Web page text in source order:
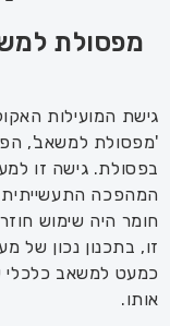
מפסולת
גישת המועילות
'מפסולת למשאב',
בפסולת. גישה זו
המהפכה
חומר היה שימוש
זו, בתכנון נכון של
כמעט למשאב כלכלי
אותו.